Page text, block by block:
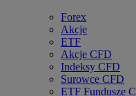
Forex
Akcje
ETF
Akcje CFD
Indeksy CFD
Surowce CFD
ETF Fundusze